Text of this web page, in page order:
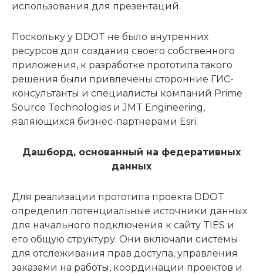
использования для презентаций.
Поскольку у DDOT не было внутренних
ресурсов для создания своего собственного
приложения, к разработке прототипа такого
решения были привлечены сторонние ГИС-
консультанты и специалисты компаний Prime
Source Technologies и JMT Engineering,
являющихся бизнес-партнерами Esri.
Дашборд, основанный на федеративных
данных
Для реализации прототипа проекта DDOT
определил потенциальные источники данных
для начального подключения к сайту TIES и
его общую структуру. Они включали системы
для отслеживания прав доступа, управления
заказами на работы, координации проектов и